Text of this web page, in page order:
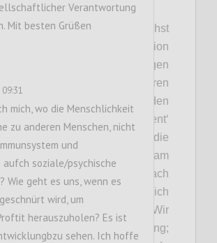
Assistent sollte möglichst
in der Produktion
in unseren bisherigen
aber auch in anderen
abdecken können. Für den
‚Distance Assistent‘
am Brainstormen, wie die
‚Halte mehr Abstand!‘ am
werden könnte. Je nach
sind wohl vermutlich
Lösungswege sinnvoll: Wir
an Monitor-Visualisierung;
Verantwortung
Mit besten Grüßen
mich, wo die Menschlichkeit
zu anderen Menschen, nicht
und
soziale/psychische
Wie geht es uns, wenn es
wird, um
herauszuholen? Es ist
sehen. Ich hoffe